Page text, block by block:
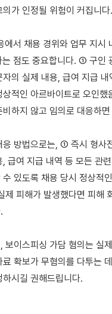
의가 인정될 위험이 커집니다.
에서 채용 경위와 업무 지시
점도 중요합니다. ① 구인
자의 실제 내용, 급여 지급
상적인 아르바이트로 오인
비하지 않고 임의로 대응하
응 방법으로는, ① 즉시 형사
, 급여 지급 내역 등 모든 관
수 있도록 채용 당시 정상적
피해가 발생했다면 피해
보이스피싱 가담 혐의는 실
료 확보가 무혐의를 다투는
하시길 권해드립니다.